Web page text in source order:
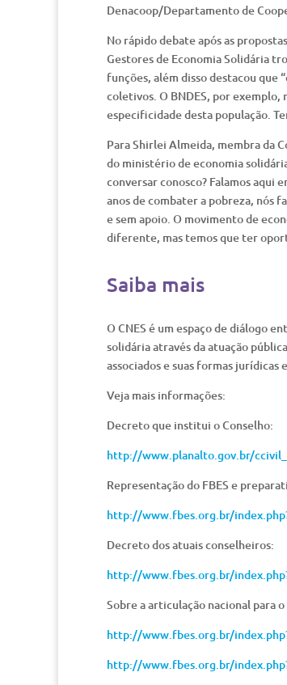
Denacoop/Departamento de
No rápido debate após as
Gestores de Economia Solidária
funções, além disso destacou que
coletivos. O BNDES, por exemplo,
especificidade desta população.
Para Shirlei Almeida, membra da
do ministério de economia
conversar conosco? Falamos aqui
anos de combater a pobreza, nós
e sem apoio. O movimento de
diferente, mas temos que ter
Saiba mais
O CNES é um espaço de diálogo
solidária através da atuação
associados e suas formas
Veja mais informações:
Decreto que institui o Conselho:
http://www.planalto.gov.br/
Representação do FBES e
http://www.fbes.org.br/
Decreto dos atuais conselheiros:
http://www.fbes.org.br/
Sobre a articulação nacional para
http://www.fbes.org.br/
http://www.fbes.org.br/